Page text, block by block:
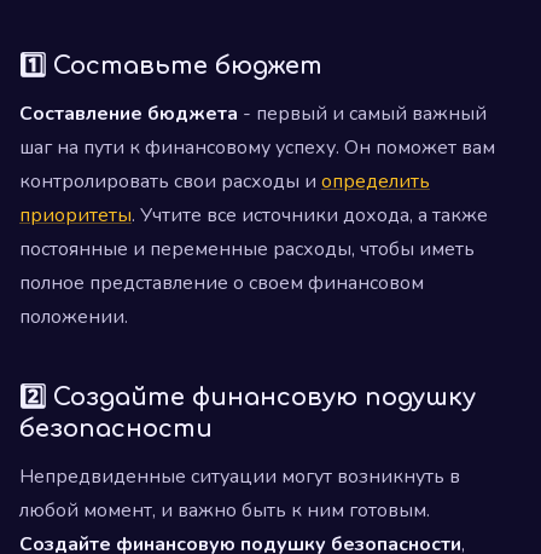
1️⃣ Составьте бюджет
Составление бюджета - первый и самый важный
шаг на пути к финансовому успеху. Он поможет вам
контролировать свои расходы и определить
приоритеты. Учтите все источники дохода, а также
постоянные и переменные расходы, чтобы иметь
полное представление о своем финансовом
положении.
2️⃣ Создайте финансовую подушку
безопасности
Непредвиденные ситуации могут возникнуть в
любой момент, и важно быть к ним готовым.
Создайте финансовую подушку безопасности,